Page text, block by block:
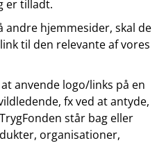
er tilladt.
andre hjemmesider, skal de
til den relevante af vores
anvende logo/links på en
fx ved at antyde,
står bag eller
organisationer,